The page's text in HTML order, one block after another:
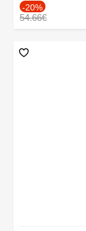
-20%
54.66€